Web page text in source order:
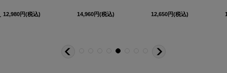
260706-1
[3740SBdzmvSK-260721-1] 3761SBdzquAGO-260706-2
ラー】[OF01]【SB】IA 12,980円(税込) 14,960円(税込) 12,650円(税込)